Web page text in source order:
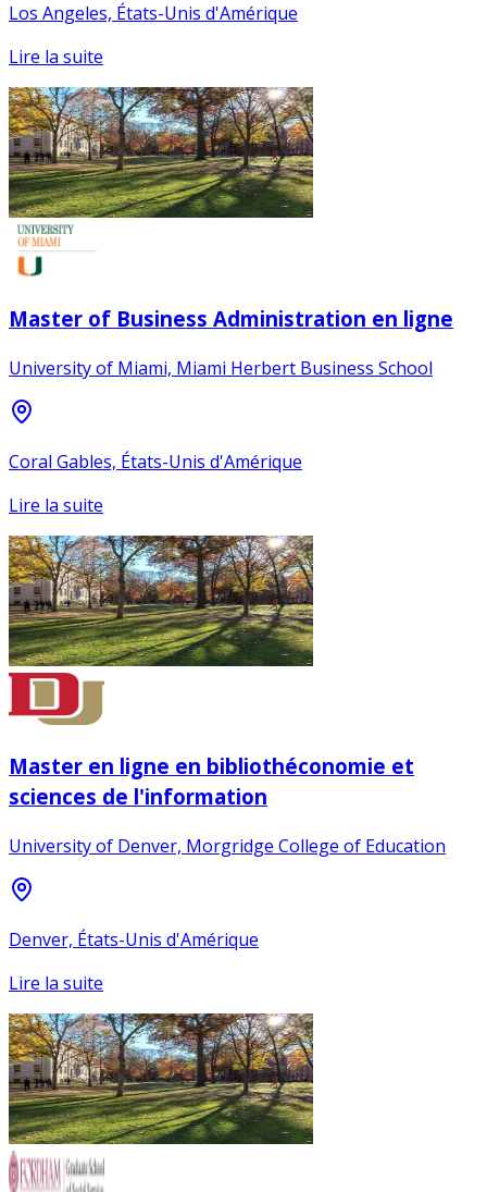
Los Angeles, États-Unis d'Amérique
Lire la suite
Master of Business Administration en ligne
University of Miami, Miami Herbert Business School
Coral Gables, États-Unis d'Amérique
Lire la suite
Master en ligne en bibliothéconomie et
sciences de l'information
University of Denver, Morgridge College of Education
Denver, États-Unis d'Amérique
Lire la suite